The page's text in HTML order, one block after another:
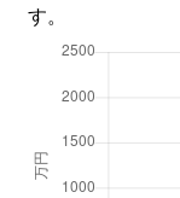
す。